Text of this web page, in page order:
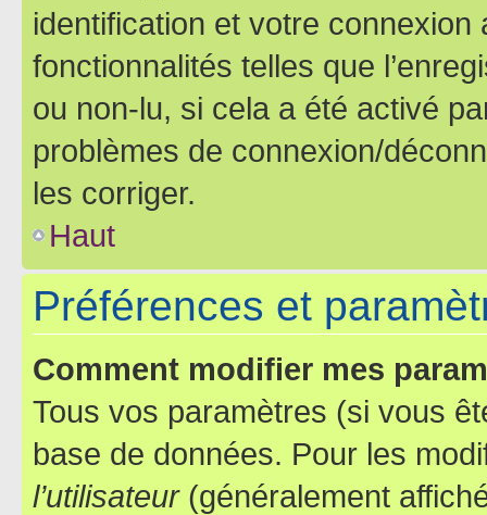
identification et votre
fonctionnalités telles que
ou non-lu, si cela a été activé
problèmes de connexion/
les corriger.
Haut
Préférences et
Comment modifier mes
Tous vos paramètres (si vous
base de données. Pour les
l’utilisateur(généralement